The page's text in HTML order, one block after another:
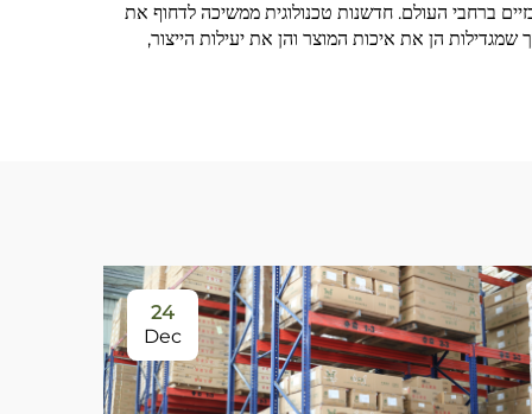
ברחבי העולם. חדשנות טכנולוגית ממשיכה לדחוף את
שמגדילות הן את איכות המוצר והן את יעילות הייצור,
24
Dec